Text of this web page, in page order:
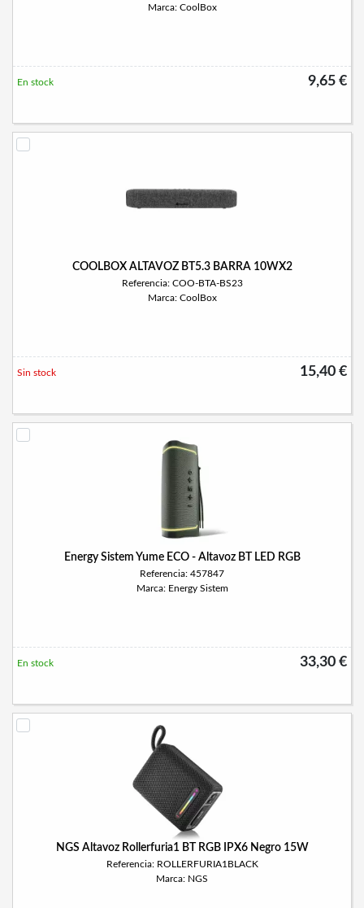
Marca: CoolBox
9,65 €
En stock
COOLBOX ALTAVOZ BT5.3 BARRA 10WX2
Referencia: COO-BTA-BS23
Marca: CoolBox
15,40 €
Sin stock
Energy Sistem Yume ECO - Altavoz BT LED RGB
Referencia: 457847
Marca: Energy Sistem
33,30 €
En stock
NGS Altavoz Rollerfuria1 BT RGB IPX6 Negro 15W
Referencia: ROLLERFURIA1BLACK
Marca: NGS